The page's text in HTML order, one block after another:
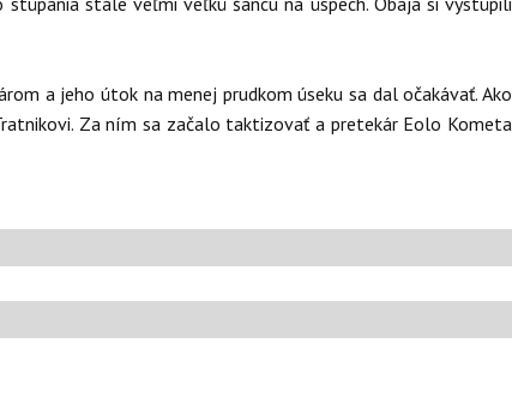
a jeho útok na menej prudkom úseku sa dal očakávať. Ako
Za ním sa začalo taktizovať a pretekár Eolo Kometa